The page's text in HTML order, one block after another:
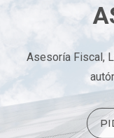
Asesoría Fiscal,